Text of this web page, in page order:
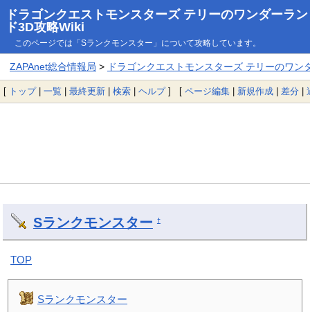
ドラゴンクエストモンスターズ テリーのワンダーラン
ド3D攻略Wiki
このページでは「Sランクモンスター」について攻略しています。
ZAPAnet総合情報局 > ドラゴンクエストモンスターズ テリーのワン
[ トップ| 一覧 | 最終更新 | 検索 | ヘルプ] [ ページ編集 | 新規作成 | 差分 |
Sランクモンスター †
TOP
Sランクモンスター